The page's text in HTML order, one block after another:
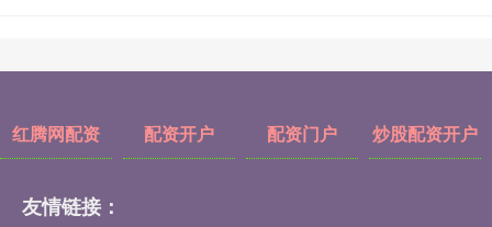
红腾网配资 配资开户 配资门户 炒股配资开户
友情链接：